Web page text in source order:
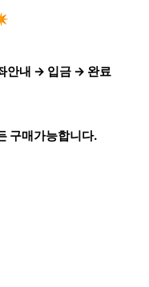
안내 → 입금 → 완료
구매가능합니다.